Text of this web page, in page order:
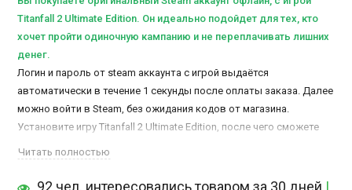
Titanfall 2 Ultimate Edition. Он идеально подойдет для тех, кто
хочет пройти одиночную кампанию и не переплачивать лишних
денег.
Логин и пароль от steam аккаунта с игрой выдаётся
автоматически в течение 1 секунды после оплаты заказа. Далее
можно войти в Steam, без ожидания кодов от магазина.
Установите игру Titanfall 2 Ultimate Edition, после чего сможете
Доступ к аккаунту остается у Вас навсегда. Время игры не
ограничено.
Читать полностью
92 чел. интересовались товаром за 30 дней |